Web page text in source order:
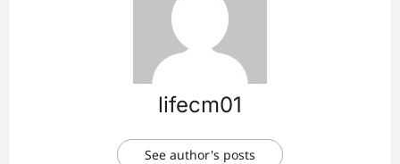
lifecm01
See author's posts